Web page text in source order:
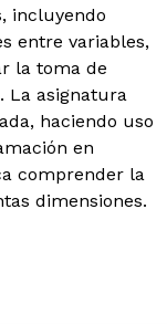
incluyendo
entre variables,
la toma de
La asignatura
haciendo uso
en
comprender la
dimensiones.